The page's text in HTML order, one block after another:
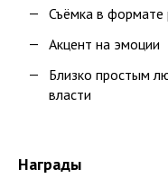
Съёмка в формате
Акцент на эмоции
Близко простым
власти
Награды